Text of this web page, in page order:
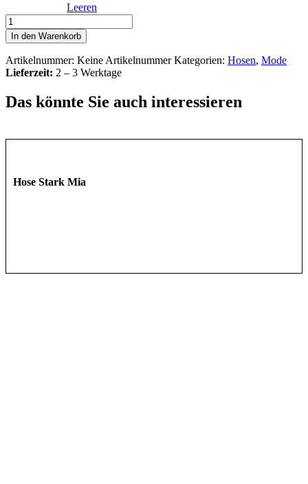
Leeren
Hose
Stark
Body
Perfect
Menge
In den Warenkorb
Artikelnummer: Keine ArtikelnummerKategorien: Hosen, Mode
Lieferzeit: 2 – 3 Werktage
Das könnte Sie auch interessieren
Hose Stark Mia